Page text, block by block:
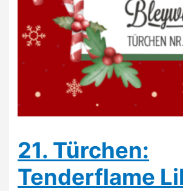
21. Türchen:
Tenderflame